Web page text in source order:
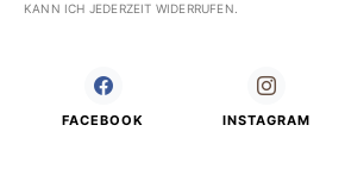
KANN ICH JEDERZEIT WIDERRUFEN.
FACEBOOK INSTAGRAM